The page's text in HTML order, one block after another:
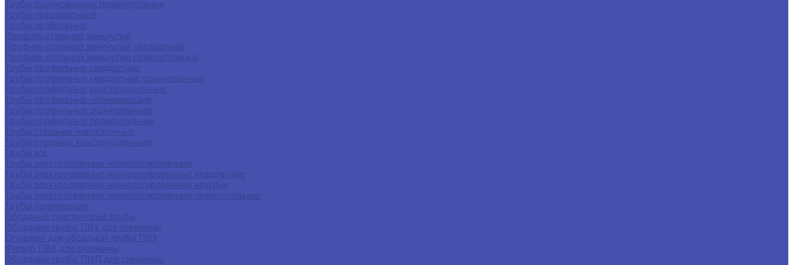
Трубы оцинкованные прямоугольные
Трубы прецизионные
Трубы профильные
Профиль стальной замкнутый
Профиль стальной замкнутый квадратный
Профиль стальной замкнутый прямоугольный
Трубы профильные квадратные
Трубы профильные квадратные оцинкованные
Трубы профильные конструкционные
Трубы профильные нержавеющие
Трубы профильные оцинкованные
Трубы профильные прямоугольные
Трубы стальные жаропрочные
Трубы стальные конструкционные
Трубы х/д
Трубы электросварные низколегированные
Трубы электросварные низколегированные квадратные
Трубы электросварные низколегированные круглые
Трубы электросварные низколегированные прямоугольные
Трубы полимерные
Обсадные пластиковые трубы
Обсадные трубы ПВХ для скважины
Оголовок для обсадной трубы ПВХ
Фильтр ПВХ для скважины
Обсадные трубы ПНД для скважины